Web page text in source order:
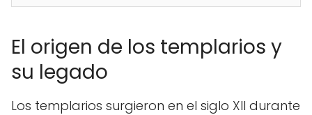
El origen de los templarios y
su legado
Los templarios surgieron en el siglo XII durante